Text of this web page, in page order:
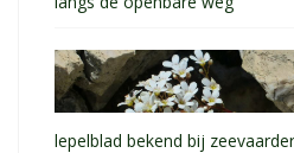
lepelblad bekend bij